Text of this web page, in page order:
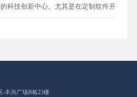
科技创新中心。尤其是在定制软件开
圳的公司凭借着强大的技术实...
-丰兴广场B栋23楼